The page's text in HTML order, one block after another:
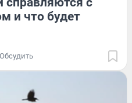
и что будет
Обсудить